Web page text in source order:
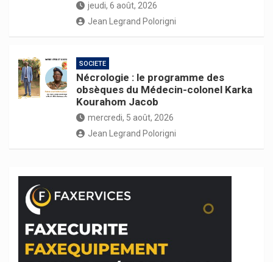
jeudi, 6 août, 2026
Jean Legrand Polorigni
SOCIETE
Nécrologie : le programme des
obsèques du Médecin-colonel Karka
Kourahom Jacob
mercredi, 5 août, 2026
Jean Legrand Polorigni